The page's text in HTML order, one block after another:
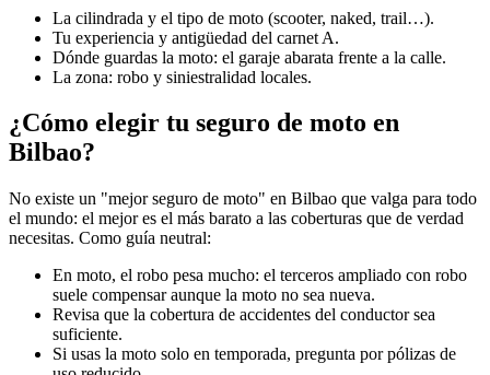
La cilindrada y el tipo de moto (scooter, naked, trail…).
Tu experiencia y antigüedad del carnet A.
Dónde guardas la moto: el garaje abarata frente a la calle.
La zona: robo y siniestralidad locales.
¿Cómo elegir tu seguro de moto en
Bilbao?
No existe un "mejor seguro de moto" en Bilbao que valga para todo
el mundo: el mejor es el más barato a las coberturas que de verdad
necesitas. Como guía neutral:
En moto, el robo pesa mucho: el terceros ampliado con robo
suele compensar aunque la moto no sea nueva.
Revisa que la cobertura de accidentes del conductor sea
suficiente.
Si usas la moto solo en temporada, pregunta por pólizas de